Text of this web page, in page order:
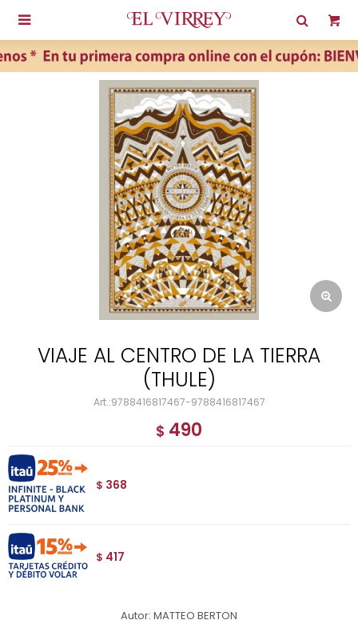

VIAJE AL CENTRO DE LA TIERRA
(THULE)
9788416817467-9788416817467
$ 490
$ 368
$ 417
Autor: MATTEO BERTON